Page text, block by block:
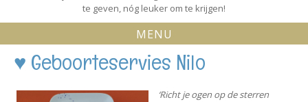
te geven, nóg leuker om te krijgen!
MENU
♥ Geboorteservies Nilo
‘Richt je ogen op de sterren